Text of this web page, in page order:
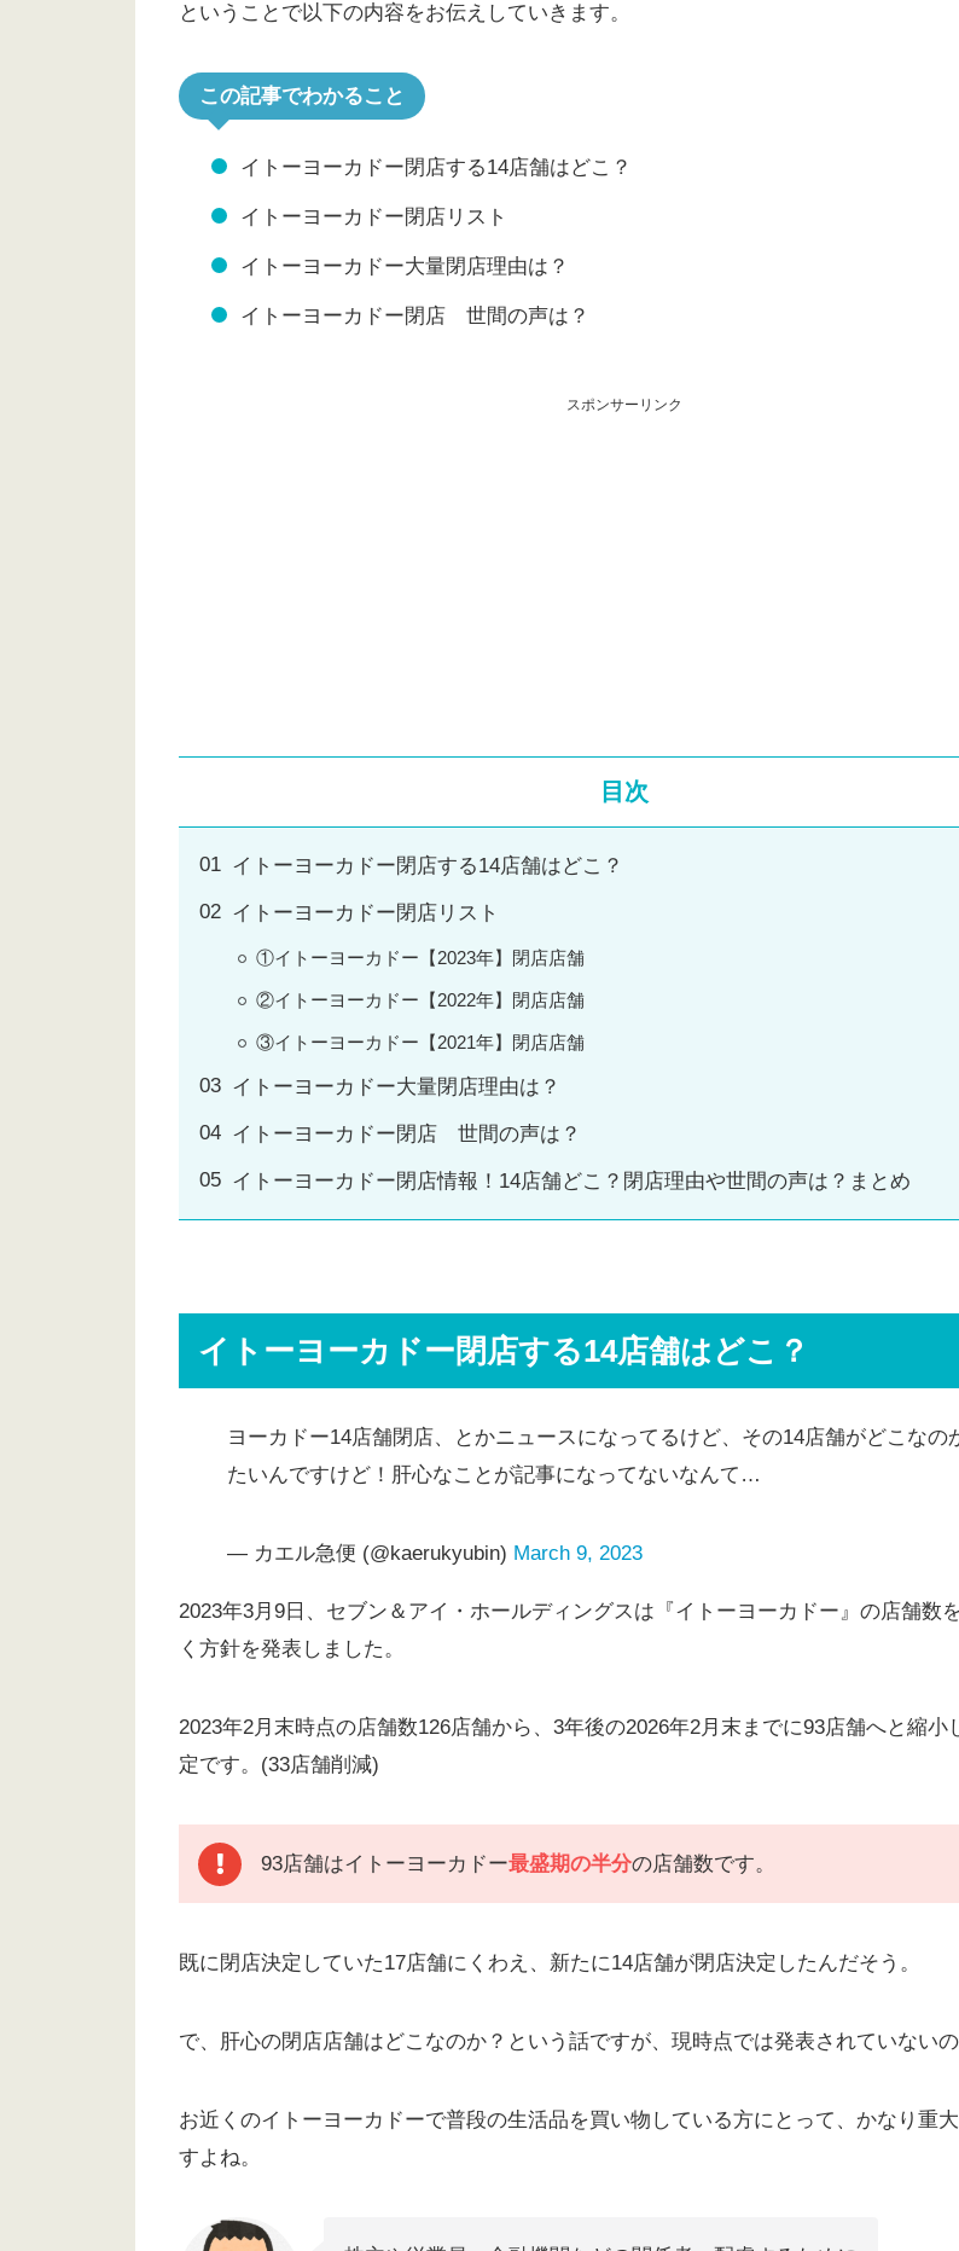
ということで以下の内容をお伝えしていきます。
この記事でわかること
イトーヨーカドー閉店する14店舗はどこ？
イトーヨーカドー閉店リスト
イトーヨーカドー大量閉店理由は？
イトーヨーカドー閉店 世間の声は？
スポンサーリンク
目次
イトーヨーカドー閉店する14店舗はどこ？
イトーヨーカドー閉店リスト
①イトーヨーカドー【2023年】閉店店舗
②イトーヨーカドー【2022年】閉店店舗
③イトーヨーカドー【2021年】閉店店舗
イトーヨーカドー大量閉店理由は？
イトーヨーカドー閉店 世間の声は？
イトーヨーカドー閉店情報！14店舗どこ？閉店理由や世間の声は？まとめ
イトーヨーカドー閉店する14店舗はどこ？
ヨーカドー14店舗閉店、とかニュースになってるけど、その14店舗がどこなの
たいんですけど！肝心なことが記事になってないなんて…
— カエル急便 (@kaerukyubin) March 9, 2023
2023年3月9日、セブン＆アイ・ホールディングスは『イトーヨーカドー』の店舗数
く方針を発表しました。
2023年2月末時点の店舗数126店舗から、3年後の2026年2月末までに93店舗へと縮小
定です。(33店舗削減)
93店舗はイトーヨーカドー最盛期の半分の店舗数です。
既に閉店決定していた17店舗にくわえ、新たに14店舗が閉店決定したんだそう。
で、肝心の閉店店舗はどこなのか？という話ですが、現時点では発表されていないの
お近くのイトーヨーカドーで普段の生活品を買い物している方にとって、かなり重
すよね。